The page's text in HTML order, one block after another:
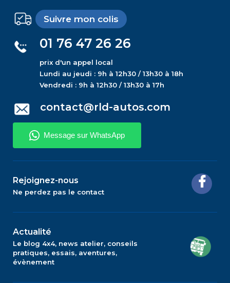
Suivre mon colis
01 76 47 26 26
prix d'un appel local
Lundi au jeudi : 9h à 12h30 / 13h30 à 18h
Vendredi : 9h à 12h30 / 13h30 à 17h
contact@rld-autos.com
Rejoignez-nous
Ne perdez pas le contact
Actualité
Le blog 4x4, news atelier, conseils
pratiques, essais, aventures,
évènement